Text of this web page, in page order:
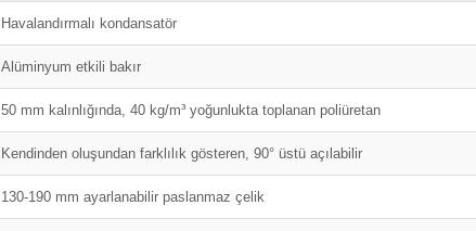
Havalandırmalı kondansatör
Alüminyum etkili bakır
50 mm kalınlığında, 40 kg/m³ yoğunlukta toplanan poliüretan
Kendinden oluşundan farklılık gösteren, 90° üstü açılabilir
130-190 mm ayarlanabilir paslanmaz çelik